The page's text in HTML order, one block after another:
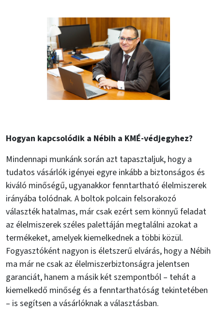
Hogyan kapcsolódik a Nébih a KMÉ-védjegyhez?
Mindennapi munkánk során azt tapasztaljuk, hogy a
tudatos vásárlók igényei egyre inkább a biztonságos és
kiváló minőségű, ugyanakkor fenntartható élelmiszerek
irányába tolódnak. A boltok polcain felsorakozó
választék hatalmas, már csak ezért sem könnyű feladat
az élelmiszerek széles palettáján megtalálni azokat a
termékeket, amelyek kiemelkednek a többi közül.
Fogyasztóként nagyon is életszerű elvárás, hogy a Nébih
ma már ne csak az élelmiszerbiztonságra jelentsen
garanciát, hanem a másik két szempontból – tehát a
kiemelkedő minőség és a fenntarthatóság tekintetében
– is segítsen a vásárlóknak a választásban.